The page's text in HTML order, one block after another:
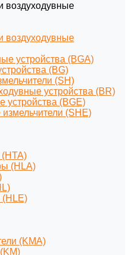
воздуходувные
воздуходувные
устройства (BGA)
(BG)
(SH)
устройства (BR)
устройства (BGE)
(SHE)
(HLA)
(HLE)
(KMA)